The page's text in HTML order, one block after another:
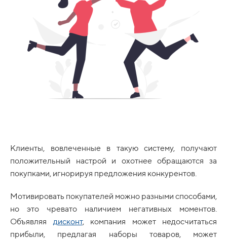
Клиенты, вовлеченные в такую систему, получают
положительный настрой и охотнее обращаются за
покупками, игнорируя предложения конкурентов.
Мотивировать покупателей можно разными способами,
но это чревато наличием негативных моментов.
Объявляя дисконт, компания может недосчитаться
прибыли, предлагая наборы товаров, может